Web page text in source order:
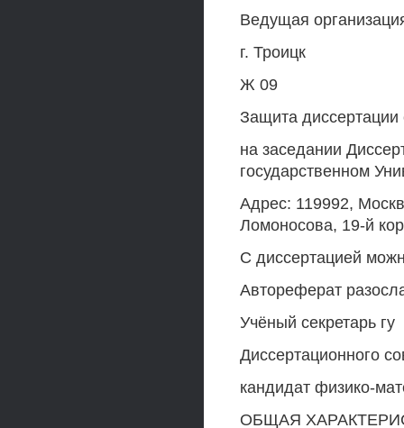
Ведущая
г. Троицк
Ж 09
Защита диссертации
на заседании
государственном
Адрес: 119992,
Ломоносова, 19-й
С диссертацией
Автореферат
Учёный секретарь гу
Диссертационного
кандидат физико-
ОБЩАЯ